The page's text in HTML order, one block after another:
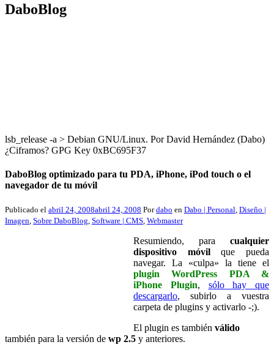
DaboBlog
lsb_release -a > Debian GNU/Linux. Por David Hernández (Dabo)
¿Ciframos? GPG Key 0xBC695F37
DaboBlog optimizado para tu PDA, iPhone, iPod touch o el
navegador de tu móvil
Publicado el abril 24, 2008abril 24, 2008 Pordabo en Dabo | Personal, Diseño |
Imagen, Sobre DaboBlog, Software | CMS, Webmaster
Resumiendo, para cualquier
dispositivo móvilque pueda
navegar. La «culpa» la tiene el
plugin WordPress PDA &
iPhone Plugin, sólo hay que
descargarlo, subirlo a vuestra
carpeta de plugins y activarlo -;).
El plugin es también válido
también para la versión de wp 2.5 y anteriores.